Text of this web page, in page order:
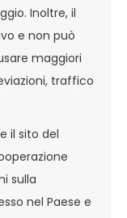
Inoltre, il
e non può
maggiori
traffico
il sito del
sulla
nel Paese e